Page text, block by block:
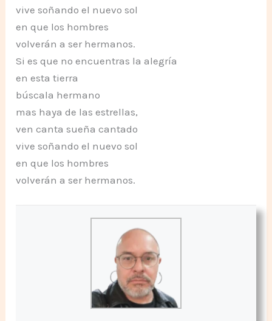
vive soñando el nuevo sol
en que los hombres
volverán a ser hermanos.
Si es que no encuentras la alegría
en esta tierra
búscala hermano
mas haya de las estrellas,
ven canta sueña cantado
vive soñando el nuevo sol
en que los hombres
volverán a ser hermanos.